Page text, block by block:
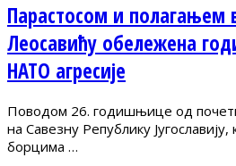
Парастосом и полагањем
Леосавићу обележена
НАТО агресије
Поводом 26. годишњице од
на Савезну Републику
борцима …